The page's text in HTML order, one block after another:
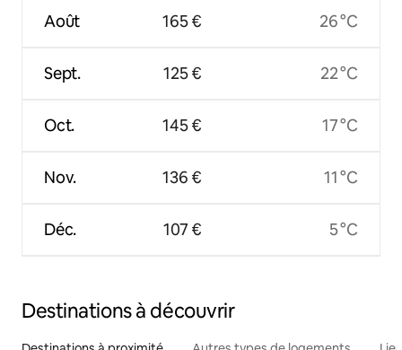
Août
Sept.
Oct.
Nov.
Déc.
165 €
125 €
145 €
136 €
107 €
26 °C
22 °C
17 °C
11 °C
5 °C
Destinations à découvrir